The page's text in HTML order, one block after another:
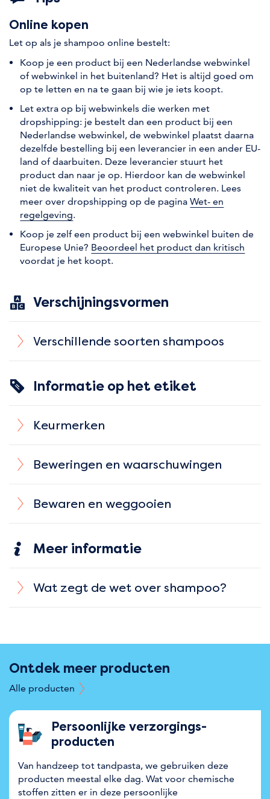
Online kopen
Let op als je shampoo online bestelt:
Koop je een product bij een Nederlandse webwinkel
of webwinkel in het buitenland? Het is altijd goed om
op te letten en na te gaan bij wie je iets koopt.
Let extra op bij webwinkels die werken met
dropshipping: je bestelt dan een product bij een
Nederlandse webwinkel, de webwinkel plaatst daarna
dezelfde bestelling bij een leverancier in een ander EU-
land of daarbuiten. Deze leverancier stuurt het
product dan naar je op. Hierdoor kan de webwinkel
niet de kwaliteit van het product controleren. Lees
meer over dropshipping op de paginaWet- en
regelgeving.
Koop je zelf een product bij een webwinkel buiten de
Europese Unie? Beoordeel het product dan kritisch
voordat je het koopt.
Verschijningsvormen
Verschillende soorten shampoos
Informatie op het etiket
Keurmerken
Beweringen en waarschuwingen
Bewaren en weggooien
Meer informatie
Wat zegt de wet over shampoo?
Ontdek meer producten
Alle producten
Persoonlijke verzorgings­
producten
Van handzeep tot tandpasta, we gebruiken deze
producten meestal elke dag. Wat voor chemische
stoffen zitten er in deze persoonlijke